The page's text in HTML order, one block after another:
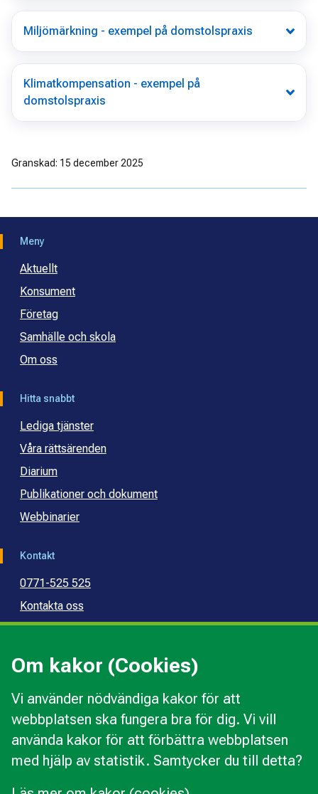
Om kakor (Cookies)
Vi använder nödvändiga kakor för att
webbplatsen ska fungera bra för dig. Vi vill
använda kakor för att förbättra webbplatsen
med hjälp av statistik. Samtycker du till detta?
Miljömärkning - exempel på domstolspraxis
Klimatkompensation - exempel på
domstolspraxis
Granskad: 15 december 2025
Meny
Aktuellt
Konsument
Företag
Samhälle och skola
Om oss
Hitta snabbt
Lediga tjänster
Våra rättsärenden
Diarium
Publikationer och dokument
Webbinarier
Kontakt
0771-525 525
Kontakta oss
Press
Kommunal budget- och skuldrådgivning
Om webbplatsen
Behandling av personuppgifter